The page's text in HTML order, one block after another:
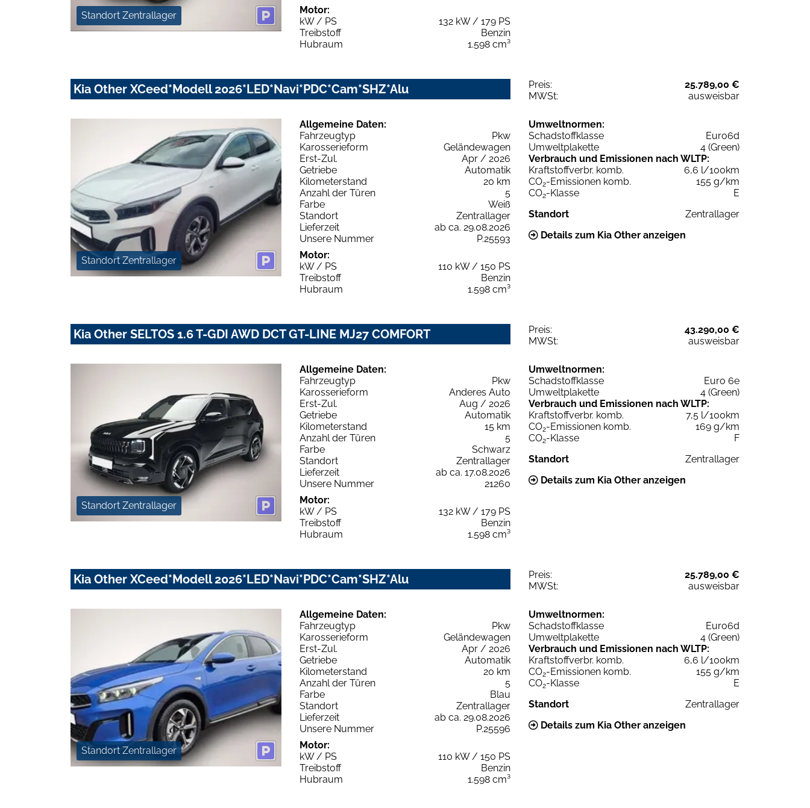
Standort Zentrallager
Motor:
kW / PS
132 kW / 179 PS
Treibstoff
Benzin
Hubraum
1.598 cm³
Kia Other XCeed*Modell 2026*LED*Navi*PDC*Cam*SHZ*Alu Preis:
25.789,00 €
MWSt:
ausweisbar
Standort Zentrallager
Allgemeine Daten:
Fahrzeugtyp
Pkw
Karosserieform
Geländewagen
Erst-Zul.
Apr / 2026
Getriebe
Automatik
Kilometerstand
20 km
Anzahl der Türen
5
Farbe
Weiß
Standort
Zentrallager
Lieferzeit
ab ca. 29.08.2026
Unsere Nummer
P.25593
Motor:
kW / PS
110 kW / 150 PS
Treibstoff
Benzin
Hubraum
1.598 cm³
Umweltnormen:
Schadstoffklasse
Euro6d
Umweltplakette
4 (Green)
Verbrauch und Emissionen nach WLTP:
Kraftstoffverbr. komb.
6,6 l/100km
CO2-Emissionen komb.
155 g/km
CO2-Klasse
E
Standort
Zentrallager
Details zum Kia Other anzeigen
Kia Other SELTOS 1.6 T-GDI AWD DCT GT-LINE MJ27 COMFORT Preis:
43.290,00 €
MWSt:
ausweisbar
Standort Zentrallager
Allgemeine Daten:
Fahrzeugtyp
Pkw
Karosserieform
Anderes Auto
Erst-Zul.
Aug / 2026
Getriebe
Automatik
Kilometerstand
15 km
Anzahl der Türen
5
Farbe
Schwarz
Standort
Zentrallager
Lieferzeit
ab ca. 17.08.2026
Unsere Nummer
21260
Motor:
kW / PS
132 kW / 179 PS
Treibstoff
Benzin
Hubraum
1.598 cm³
Umweltnormen:
Schadstoffklasse
Euro 6e
Umweltplakette
4 (Green)
Verbrauch und Emissionen nach WLTP:
Kraftstoffverbr. komb.
7,5 l/100km
CO2-Emissionen komb.
169 g/km
CO2-Klasse
F
Standort
Zentrallager
Details zum Kia Other anzeigen
Kia Other XCeed*Modell 2026*LED*Navi*PDC*Cam*SHZ*Alu Preis:
25.789,00 €
MWSt:
ausweisbar
Standort Zentrallager
Allgemeine Daten:
Fahrzeugtyp
Pkw
Karosserieform
Geländewagen
Erst-Zul.
Apr / 2026
Getriebe
Automatik
Kilometerstand
20 km
Anzahl der Türen
5
Farbe
Blau
Standort
Zentrallager
Lieferzeit
ab ca. 29.08.2026
Unsere Nummer
P.25596
Motor:
kW / PS
110 kW / 150 PS
Treibstoff
Benzin
Hubraum
1.598 cm³
Umweltnormen:
Schadstoffklasse
Euro6d
Umweltplakette
4 (Green)
Verbrauch und Emissionen nach WLTP:
Kraftstoffverbr. komb.
6,6 l/100km
CO2-Emissionen komb.
155 g/km
CO2-Klasse
E
Standort
Zentrallager
Details zum Kia Other anzeigen